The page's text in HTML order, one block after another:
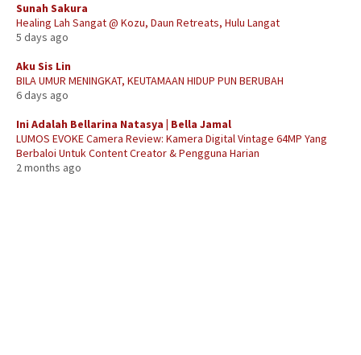
Sunah Sakura
Healing Lah Sangat @ Kozu, Daun Retreats, Hulu Langat
5 days ago
Aku Sis Lin
BILA UMUR MENINGKAT, KEUTAMAAN HIDUP PUN BERUBAH
6 days ago
Ini Adalah Bellarina Natasya | Bella Jamal
LUMOS EVOKE Camera Review: Kamera Digital Vintage 64MP Yang
Berbaloi Untuk Content Creator & Pengguna Harian
2 months ago